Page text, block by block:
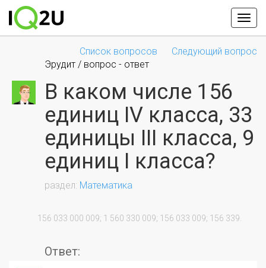
Список вопросов
Следующий вопрос
Эрудит / вопрос - ответ
В каком числе 156
единиц IV класса, 33
единицы III класса, 9
единиц I класса?
Математика
Ответ: